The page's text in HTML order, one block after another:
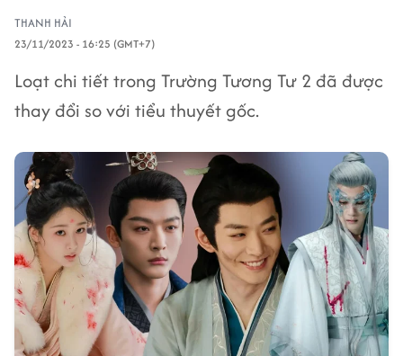
THANH HẢI
23/11/2023 - 16:25 (GMT+7)
Loạt chi tiết trong Trường Tương Tư 2 đã được
thay đổi so với tiểu thuyết gốc.